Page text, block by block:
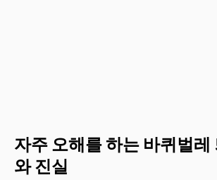
자주 오해를 하는 바퀴벌레
와 진실